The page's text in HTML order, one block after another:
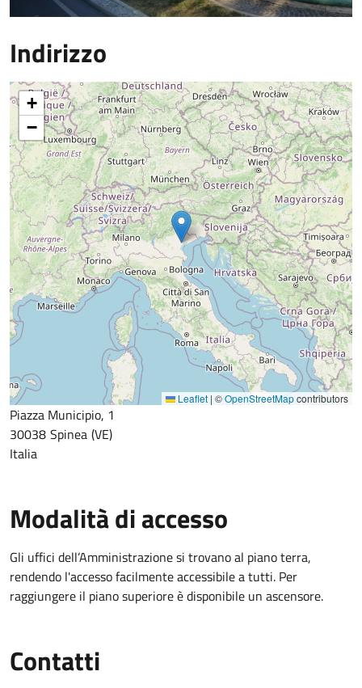
Indirizzo
+
−
Leaflet | ©OpenStreetMapcontributors
Piazza Municipio, 1
30038 Spinea VE
Italia
Modalità di accesso
Gli uffici dell’Amministrazione si trovano al piano terra,
rendendo l'accesso facilmente accessibile a tutti. Per
raggiungere il piano superiore è disponibile un ascensore.
Contatti